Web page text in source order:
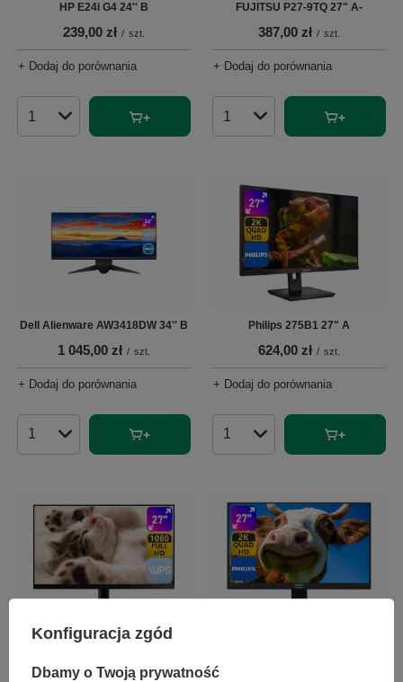
HP E24i G4 24'' B
239,00 zł / szt.
+ Dodaj do porównania
Ilość produktów
FUJITSU P27-9TQ 27" A-
387,00 zł / szt.
+ Dodaj do porównania
Ilość produktów
Dell Alienware AW3418DW 34'' B
1 045,00 zł / szt.
+ Dodaj do porównania
Ilość produktów
Philips 275B1 27" A
624,00 zł / szt.
+ Dodaj do porównania
Ilość produktów
Konfiguracja zgód
Dbamy o Twoją prywatność